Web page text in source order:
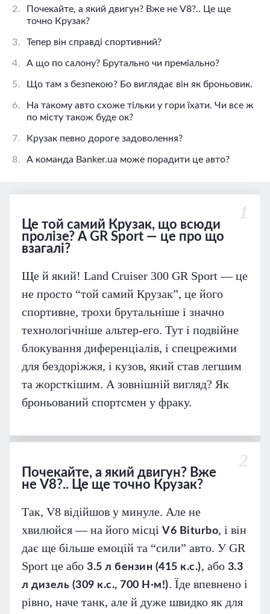
2.
Почекайте, а який двигун? Вже не V8?.. Це ще
точно Крузак?
3. Тепер він справді спортивний?
4. А що по салону? Брутально чи преміально?
5. Що там з безпекою? Бо виглядає він як броньовик.
6.
На такому авто схоже тільки у гори їхати. Чи все ж
по місту також буде ок?
7. Крузак певно дороге задоволення?
8. А команда Banker.ua може порадити це авто?
Це той самий Крузак, що всюди
пролізе? А GR Sport — це про що
взагалі?
Ще й який! Land Cruiser 300 GR Sport — це
не просто “той самий Крузак”, це його
спортивне, трохи брутальніше і значно
технологічніше альтер-его. Тут і подвійне
блокування диференціалів, і спецрежими
для бездоріжжя, і кузов, який став легшим
та жорсткішим. А зовнішній вигляд? Як
броньований спортсмен у фраку.
Почекайте, а який двигун? Вже
не V8?.. Це ще точно Крузак?
Так, V8 відійшов у минуле. Але не
хвилюйся — на його місці V6 Biturbo, і він
дає ще більше емоцій та “сили” авто. У GR
Sport це або 3.5 л бензин (415 к.с.), або 3.3
л дизель (309 к.с., 700 Н·м!). Їде впевнено і
рівно, наче танк, але й дуже швидко як для